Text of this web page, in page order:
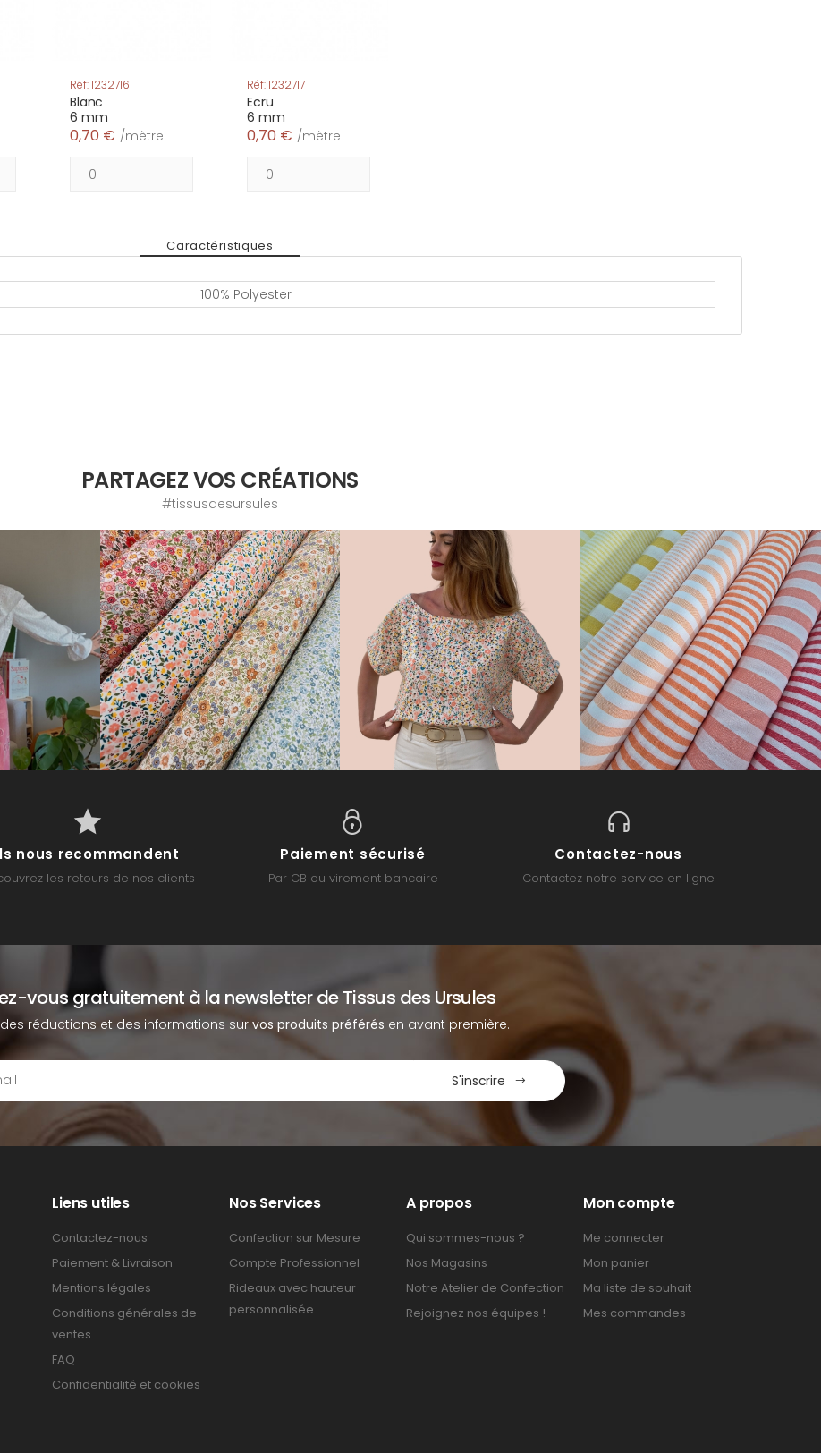
Réf: 1232716
Blanc
6 mm
0,70 € /mètre
Réf: 1232717
Ecru
6 mm
0,70 € /mètre
Caractéristiques
100% Polyester
PARTAGEZ VOS CRÉATIONS
#tissusdesursules
nous recommandent
les retours de nos clients
Paiement sécurisé
Par CB ou virement bancaire
Contactez-nous
Contactez notre service en ligne
vous gratuitement à la newsletter de Tissus des Ursules
réductions et des informations survos produits préférés en avant première.
S'inscrire
Liens utiles
Contactez-nous
Paiement & Livraison
Mentions légales
Conditions générales de
ventes
FAQ
Confidentialité et cookies
Nos Services
Confection sur Mesure
Compte Professionnel
Rideaux avec hauteur
personnalisée
A propos
Qui sommes-nous ?
Nos Magasins
Notre Atelier de Confection
Rejoignez nos équipes !
Mon compte
Me connecter
Mon panier
Ma liste de souhait
Mes commandes